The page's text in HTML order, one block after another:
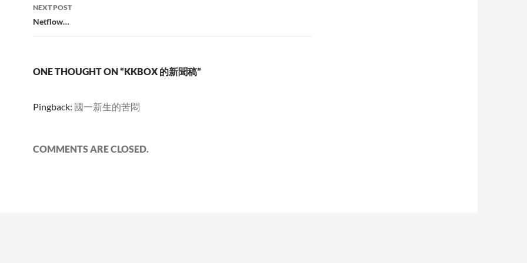
NEXT POST
Netflow…
ONE THOUGHT ON “KKBOX 的新聞稿”
Pingback: 國一新生的苦悶
COMMENTS ARE CLOSED.